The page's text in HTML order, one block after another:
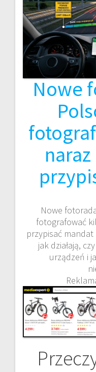
Nowe
Nowe
fotografować
przypisać
jak działają,
urządzeń i